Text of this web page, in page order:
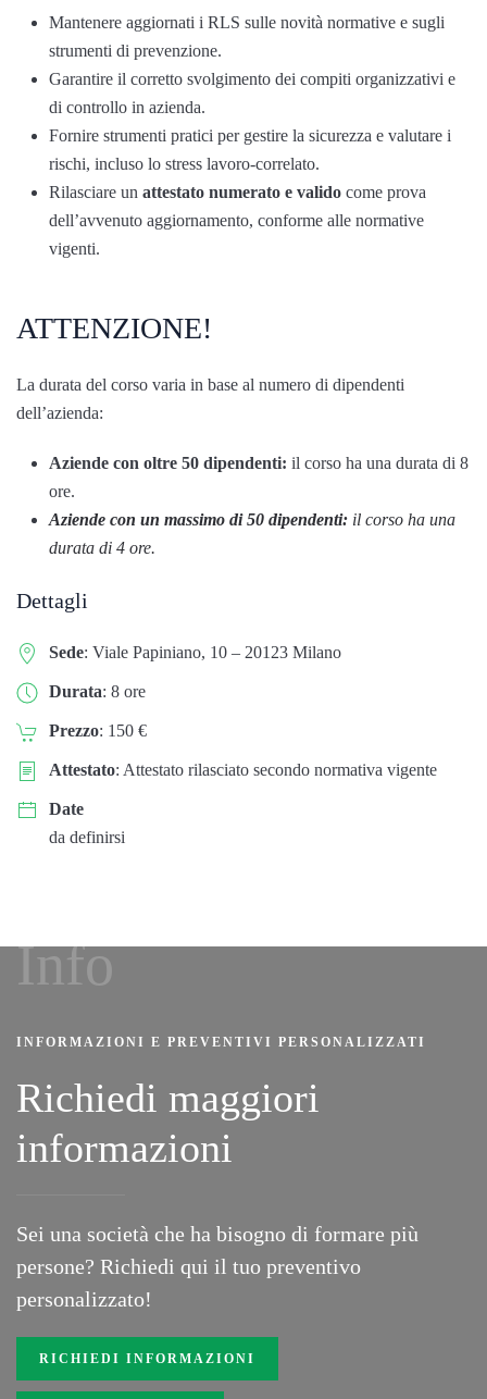
Mantenere aggiornati i RLS sulle novità normative e sugli
strumenti di prevenzione.
Garantire il corretto svolgimento dei compiti organizzativi e
di controllo in azienda.
Fornire strumenti pratici per gestire la sicurezza e valutare i
rischi, incluso lo stress lavoro-correlato.
Rilasciare un attestato numerato e valido come prova
dell’avvenuto aggiornamento, conforme alle normative
vigenti.
ATTENZIONE!
La durata del corso varia in base al numero di dipendenti
dell’azienda:
Aziende con oltre 50 dipendenti: il corso ha una durata di 8
ore.
Aziende con un massimo di 50 dipendenti: il corso ha una
durata di 4 ore.
Dettagli
Sede: Viale Papiniano, 10 – 20123 Milano
Durata: 8 ore
Prezzo: 150 €
Attestato: Attestato rilasciato secondo normativa vigente
Date
da definirsi
Info
INFORMAZIONI E PREVENTIVI PERSONALIZZATI
Richiedi maggiori
informazioni
Sei una società che ha bisogno di formare più
persone? Richiedi qui il tuo preventivo
personalizzato!
RICHIEDI INFORMAZIONI